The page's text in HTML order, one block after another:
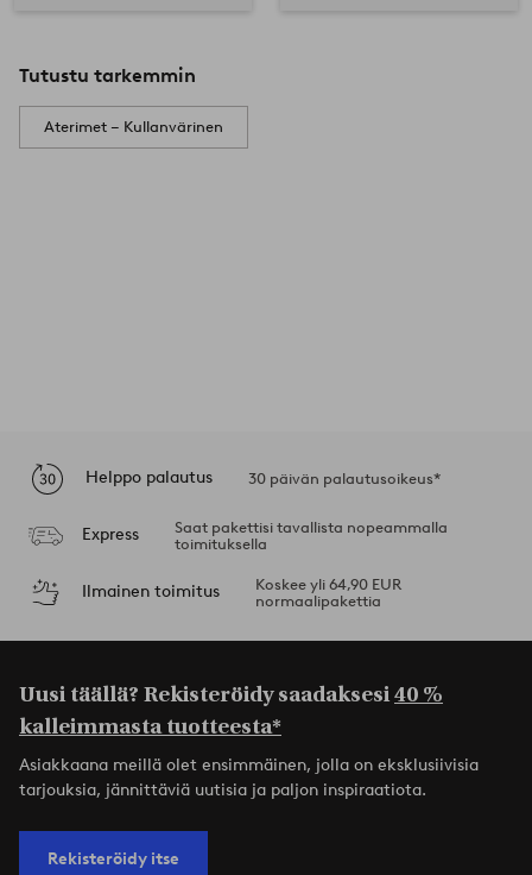
Tutustu tarkemmin
Aterimet – Kullanvärinen
Helppo palautus 30 päivän palautusoikeus*
Express
Saat pakettisi tavallista nopeammalla
toimituksella
Ilmainen toimitus
Koskee yli 64,90 EUR
normaalipakettia
Uusi täällä? Rekisteröidy saadaksesi40 %
kalleimmasta tuotteesta*
Asiakkaana meillä olet ensimmäinen, jolla on eksklusiivisia
tarjouksia, jännittäviä uutisia ja paljon inspiraatiota.
Rekisteröidy itse